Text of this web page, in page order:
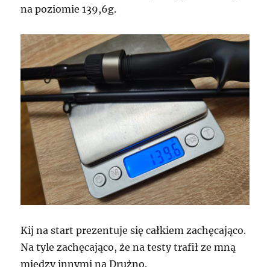
na poziomie 139,6g.
Kij na start prezentuje się całkiem zachęcająco.
Na tyle zachęcająco, że na testy trafił ze mną
między innymi na Drużno.